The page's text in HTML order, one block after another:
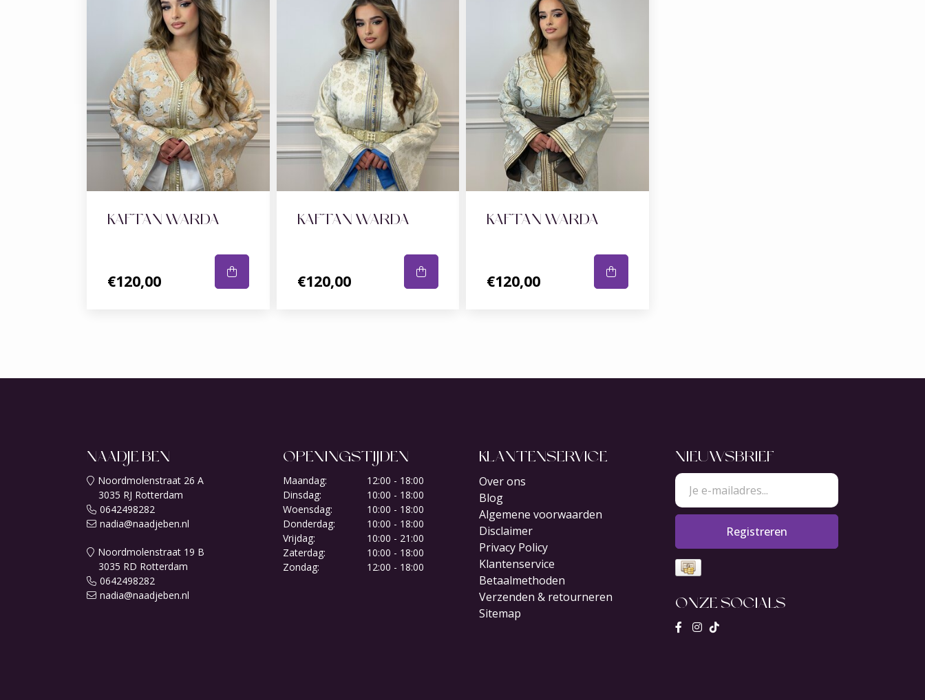
KAFTAN WARDA
€120,00
KAFTAN WARDA
€120,00
KAFTAN WARDA
€120,00
NAADJE BEN
Noordmolenstraat 26 A
3035 RJ Rotterdam
0642498282
nadia@naadjeben.nl
Noordmolenstraat 19 B
3035 RD Rotterdam
0642498282
nadia@naadjeben.nl
OPENINGSTIJDEN
Maandag:
12:00 - 18:00
Dinsdag:
10:00 - 18:00
Woensdag:
10:00 - 18:00
Donderdag:
10:00 - 18:00
Vrijdag:
10:00 - 21:00
Zaterdag:
10:00 - 18:00
Zondag:
12:00 - 18:00
KLANTENSERVICE
Over ons
Blog
Algemene voorwaarden
Disclaimer
Privacy Policy
Klantenservice
Betaalmethoden
Verzenden & retourneren
Sitemap
NIEUWSBRIEF
Registreren
ONZE SOCIALS